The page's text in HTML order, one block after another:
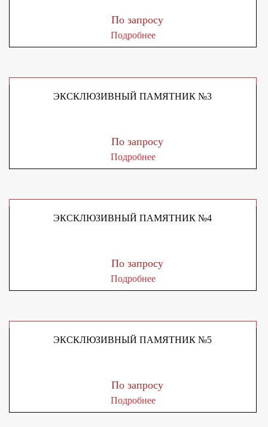
По запросу
Подробнее
ЭКСКЛЮЗИВНЫЙ ПАМЯТНИК №3
По запросу
Подробнее
ЭКСКЛЮЗИВНЫЙ ПАМЯТНИК №4
По запросу
Подробнее
ЭКСКЛЮЗИВНЫЙ ПАМЯТНИК №5
По запросу
Подробнее